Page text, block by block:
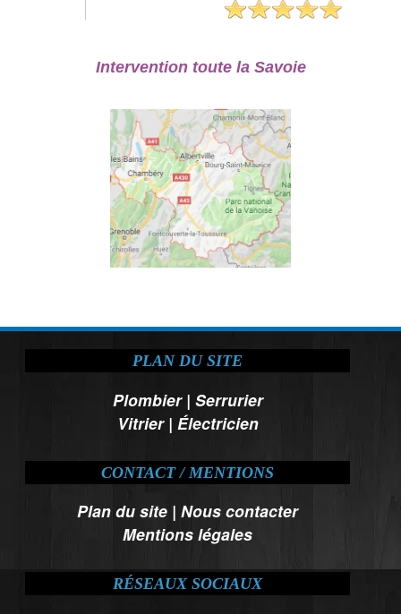
Intervention toute la Savoie
PLAN DU SITE
Plombier| Serrurier
Vitrier| Électricien
CONTACT / MENTIONS
Plan du site |Nous contacter
Mentions légales
RÉSEAUX SOCIAUX